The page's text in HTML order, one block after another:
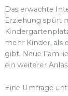
Das erwachte
Erziehung spürt
mehr Kinder, als
gibt. Neue
ein weiterer
Eine Umfrage